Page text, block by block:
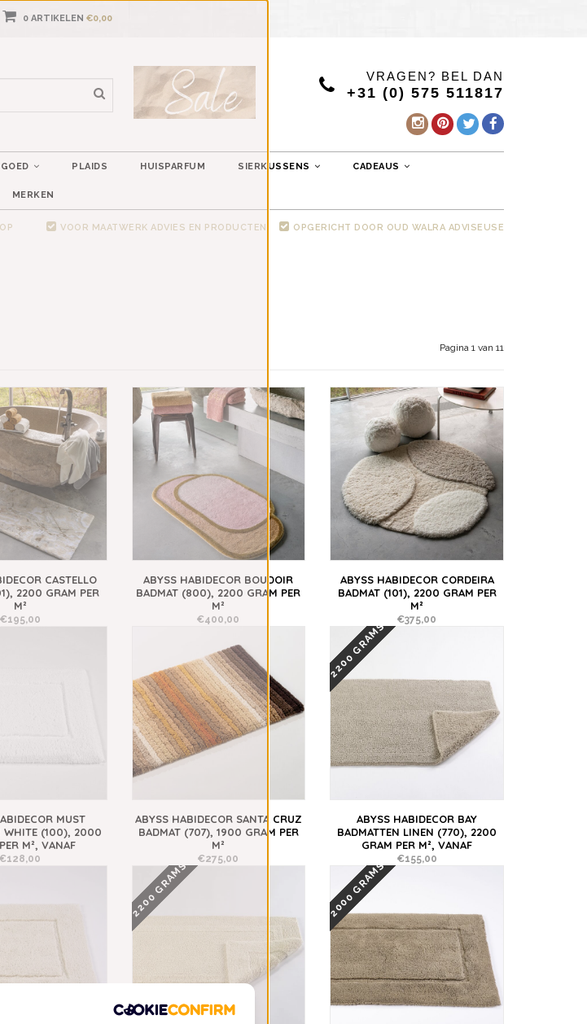
0 ARTIKELEN €0,00
VRAGEN? BEL DAN
+31 (0) 575 511817
PLAIDS HUISPARFUM SIERKUSSENS CADEAUS
MERKEN
VOOR MAATWERK ADVIES EN PRODUCTEN OPGERICHT DOOR OUD WALRA ADVISEUSE
Pagina 1 van 11
CASTELLO
2200 GRAM PER
M²
€195,00
ABYSS HABIDECOR BOUDOIR
BADMAT (800), 2200 GRAM PER
M²
€400,00
ABYSS HABIDECOR CORDEIRA
BADMAT (101), 2200 GRAM PER
M²
€375,00
MUST
WHITE (100), 2000
M², VANAF
€128,00
ABYSS HABIDECOR SANTA CRUZ
BADMAT (707), 1900 GRAM PER
M²
€275,00
2200 GRAMS
ABYSS HABIDECOR BAY
BADMATTEN LINEN (770), 2200
GRAM PER M², VANAF
€155,00
2200 GRAMS 2000 GRAMS